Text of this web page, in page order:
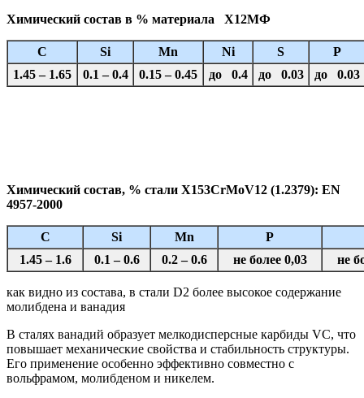
Химический состав в % материала Х12МФ
C Si Mn Ni S
P
1.45 – 1.65
0.1 – 0.4 0.15 – 0.45 до 0.4 до 0.03 до 0.03
Химический состав, % стали X153CrMoV12 (1.2379): EN
4957-2000
C Si Mn
P
1.45 – 1.6
0.1 – 0.6 0.2 – 0.6 не более 0,03 не
как видно из состава, в стали D2 более высокое содержание
молибдена и ванадия
В сталях ванадий образует мелкодисперсные карбиды VC, что
повышает механические свойства и стабильность структуры.
Его применение особенно эффективно совместно с
вольфрамом, молибденом и никелем.